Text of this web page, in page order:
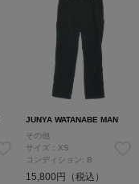
JUNYA WATANABE MAN
その他
サイズ：XS
コンディション: B
15,800円（税込）